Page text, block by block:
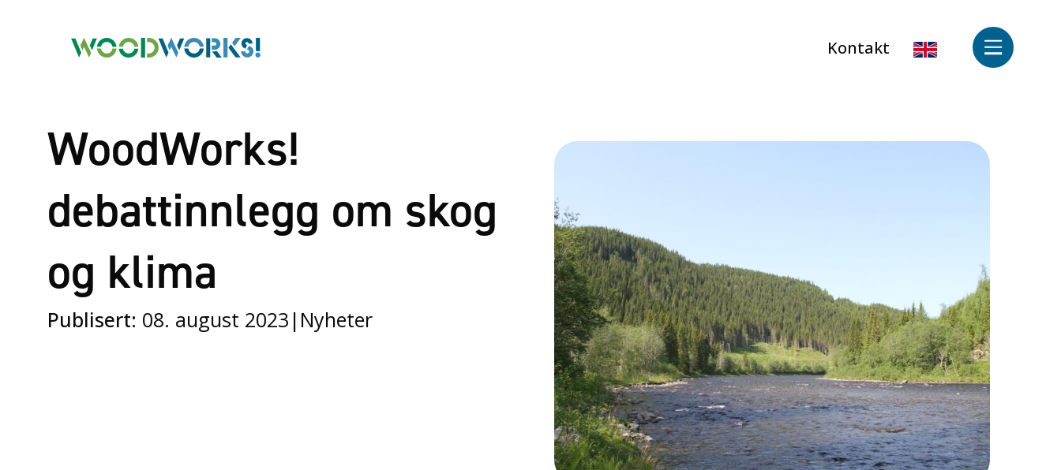
Kontakt
WoodWorks!
debattinnlegg om skog
og klima
Publisert: 08. august 2023 | Nyheter